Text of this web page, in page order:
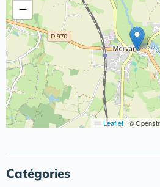
−
Leaflet |©
Catégories